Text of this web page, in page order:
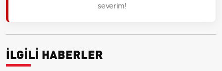
severim!
İLGİLİ HABERLER